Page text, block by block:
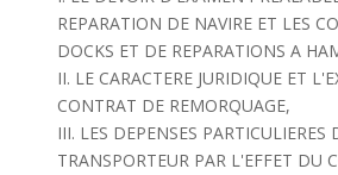
REPARATION DE NAVIRE ET LES
DOCKS ET DE REPARATIONS A
II. LE CARACTERE JURIDIQUE ET
CONTRAT DE REMORQUAGE,
III. LES DEPENSES PARTICULIERES
TRANSPORTEUR PAR L'EFFET DU